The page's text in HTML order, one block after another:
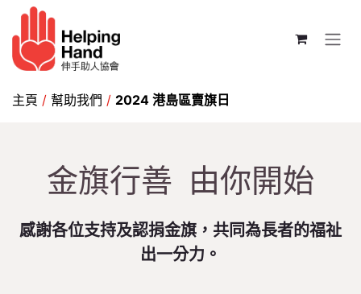
跳至內容
主頁 / 幫助我們 / 2024 港島區賣旗日
金旗行善 由你開始
感謝各位支持及認捐金旗，共同為長者的福祉
出一分力。